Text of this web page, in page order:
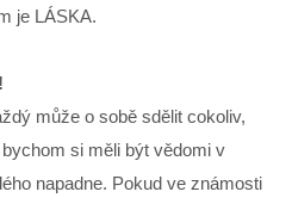
je LÁSKA.
může o sobě sdělit cokoliv,
si měli být vědomi v
napadne. Pokud ve známosti